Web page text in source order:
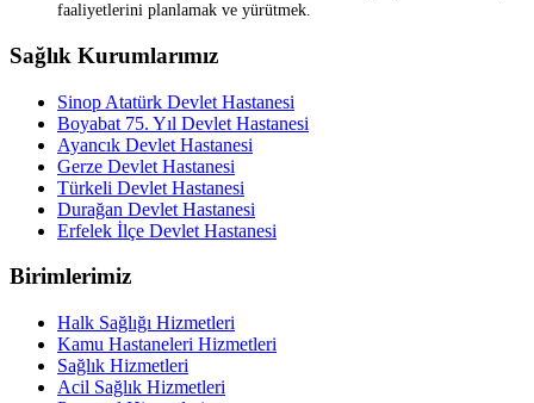
faaliyetlerini planlamak ve yürütmek.
Sağlık Kurumlarımız
Sinop Atatürk Devlet Hastanesi
Boyabat 75. Yıl Devlet Hastanesi
Ayancık Devlet Hastanesi
Gerze Devlet Hastanesi
Türkeli Devlet Hastanesi
Durağan Devlet Hastanesi
Erfelek İlçe Devlet Hastanesi
Birimlerimiz
Halk Sağlığı Hizmetleri
Kamu Hastaneleri Hizmetleri
Sağlık Hizmetleri
Acil Sağlık Hizmetleri